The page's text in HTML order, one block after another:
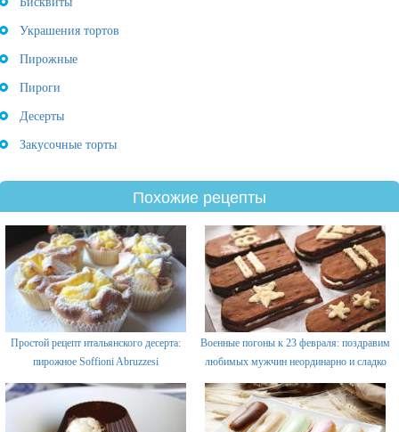
Украшения тортов
Пирожные
Пироги
Десерты
Закусочные торты
Похожие рецепты
Простой рецепт итальянского десерта:
пирожное Soffioni Abruzzesi
Военные погоны к 23 февраля: поздравим
любимых мужчин неординарно и сладко